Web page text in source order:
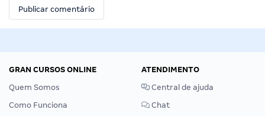
GRAN CURSOS ONLINE
Quem Somos
Como Funciona
ATENDIMENTO
Central de ajuda
Chat